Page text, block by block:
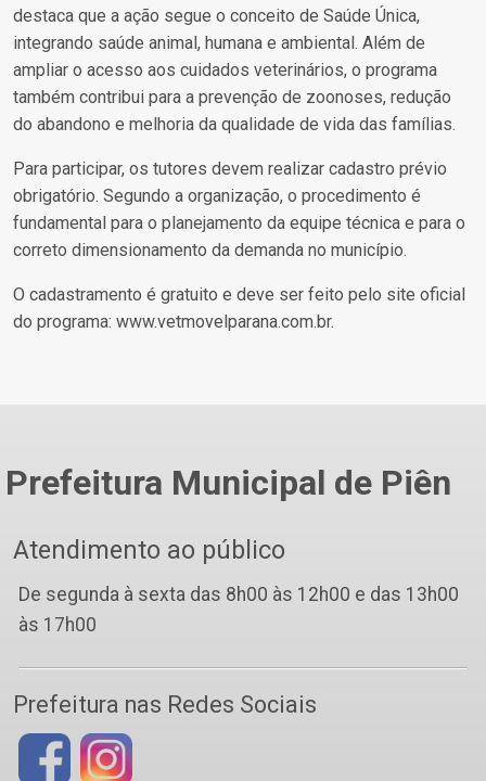
destaca que a ação segue o conceito de Saúde Única,
integrando saúde animal, humana e ambiental. Além de
ampliar o acesso aos cuidados veterinários, o programa
também contribui para a prevenção de zoonoses, redução
do abandono e melhoria da qualidade de vida das famílias.
Para participar, os tutores devem realizar cadastro prévio
obrigatório. Segundo a organização, o procedimento é
fundamental para o planejamento da equipe técnica e para o
correto dimensionamento da demanda no município.
O cadastramento é gratuito e deve ser feito pelo site oficial
do programa: www.vetmovelparana.com.br.
Prefeitura Municipal de Piên
Atendimento ao público
De segunda à sexta das 8h00 às 12h00 e das 13h00
às 17h00
Prefeitura nas Redes Sociais